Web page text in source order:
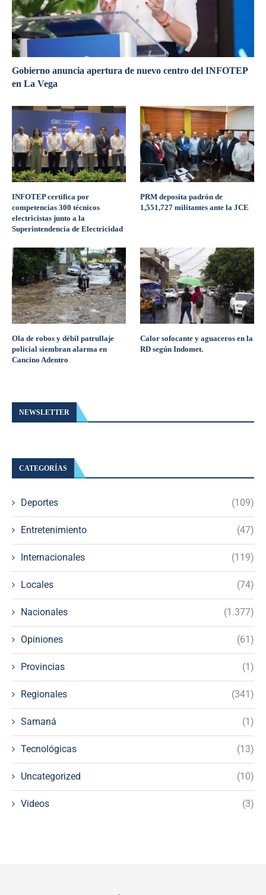
Gobierno anuncia apertura de nuevo centro del INFOTEP
en La Vega
INFOTEP certifica por
competencias 300 técnicos
electricistas junto a la
Superintendencia de Electricidad
PRM deposita padrón de
1,551,727 militantes ante la JCE
Ola de robos y débil patrullaje
policial siembran alarma en
Cancino Adentro
Calor sofocante y aguaceros en la
RD según Indomet.
NEWSLETTER
CATEGORÍAS
Deportes (109)
Entretenimiento (47)
Internacionales (119)
Locales (74)
Nacionales (1.377)
Opiniones (61)
Provincias (1)
Regionales (341)
Samaná (1)
Tecnológicas (13)
Uncategorized (10)
Videos (3)